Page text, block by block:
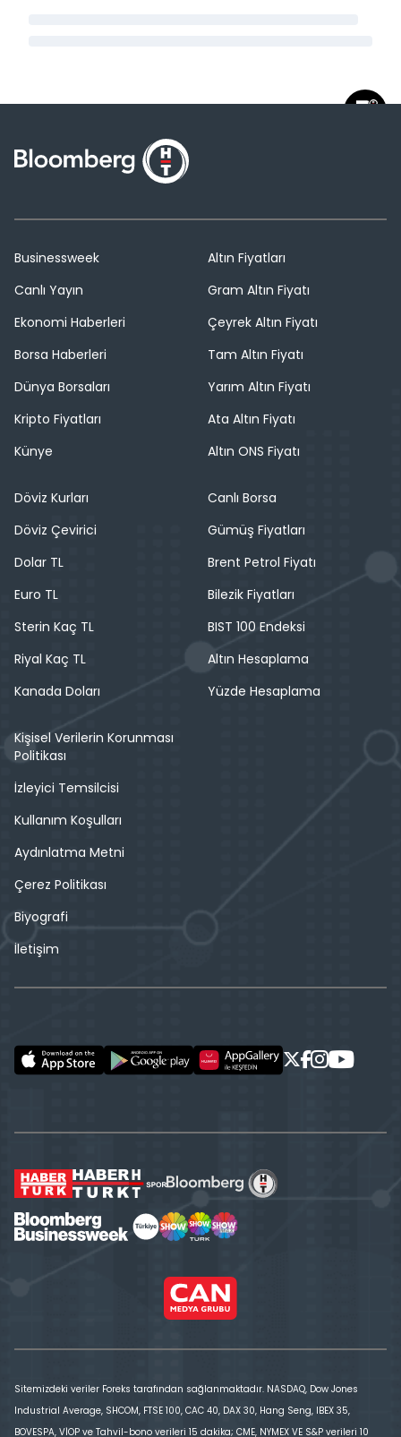
Businessweek
Canlı Yayın
Ekonomi Haberleri
Borsa Haberleri
Dünya Borsaları
Kripto Fiyatları
Künye
Altın Fiyatları
Gram Altın Fiyatı
Çeyrek Altın Fiyatı
Tam Altın Fiyatı
Yarım Altın Fiyatı
Ata Altın Fiyatı
Altın ONS Fiyatı
Döviz Kurları
Döviz Çevirici
Dolar TL
Euro TL
Sterin Kaç TL
Riyal Kaç TL
Kanada Doları
Canlı Borsa
Gümüş Fiyatları
Brent Petrol Fiyatı
Bilezik Fiyatları
BIST 100 Endeksi
Altın Hesaplama
Yüzde Hesaplama
Kişisel Verilerin Korunması
Politikası
İzleyici Temsilcisi
Kullanım Koşulları
Aydınlatma Metni
Çerez Politikası
Biyografi
İletişim
Sitemizdeki veriler Foreks tarafından sağlanmaktadır. NASDAQ, Dow Jones
Industrial Average, SHCOM, FTSE 100, CAC 40, DAX 30, Hang Seng, IBEX 35,
BOVESPA, VİOP ve Tahvil-bono verileri 15 dakika; CME, NYMEX VE S&P verileri 10